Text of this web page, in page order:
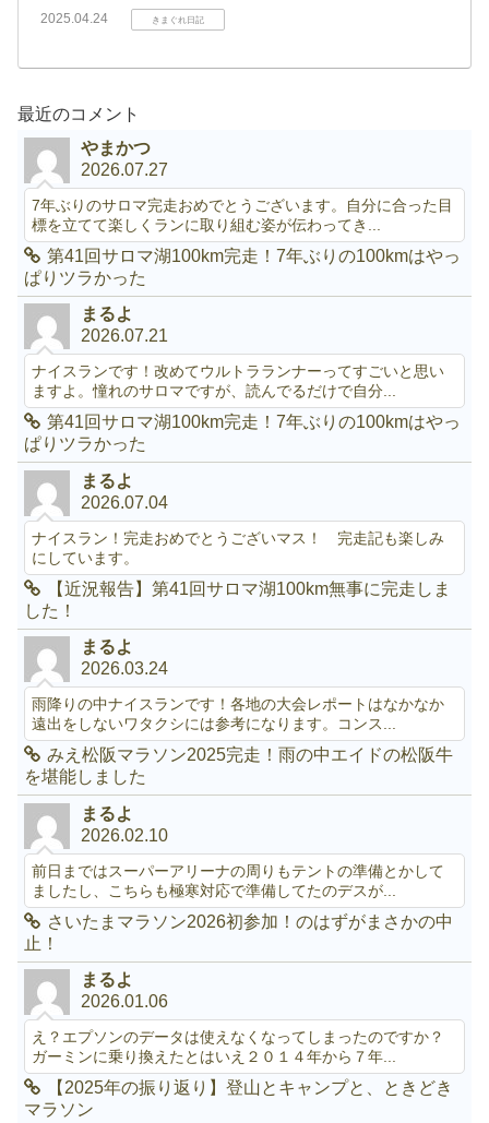
2025.04.24 きまぐれ日記
最近のコメント
やまかつ
2026.07.27
7年ぶりのサロマ完走おめでとうございます。自分に合った目
標を立てて楽しくランに取り組む姿が伝わってき...
第41回サロマ湖100km完走！7年ぶりの100kmはやっ
ぱりツラかった
まるよ
2026.07.21
ナイスランです！改めてウルトラランナーってすごいと思い
ますよ。憧れのサロマですが、読んでるだけで自分...
第41回サロマ湖100km完走！7年ぶりの100kmはやっ
ぱりツラかった
まるよ
2026.07.04
ナイスラン！完走おめでとうございマス！ 完走記も楽しみ
にしています。
【近況報告】第41回サロマ湖100km無事に完走しま
した！
まるよ
2026.03.24
雨降りの中ナイスランです！各地の大会レポートはなかなか
遠出をしないワタクシには参考になります。コンス...
みえ松阪マラソン2025完走！雨の中エイドの松阪牛
を堪能しました
まるよ
2026.02.10
前日まではスーパーアリーナの周りもテントの準備とかして
ましたし、こちらも極寒対応で準備してたのデスが...
さいたまマラソン2026初参加！のはずがまさかの中
止！
まるよ
2026.01.06
え？エプソンのデータは使えなくなってしまったのですか？
ガーミンに乗り換えたとはいえ２０１４年から７年...
【2025年の振り返り】登山とキャンプと、ときどき
マラソン